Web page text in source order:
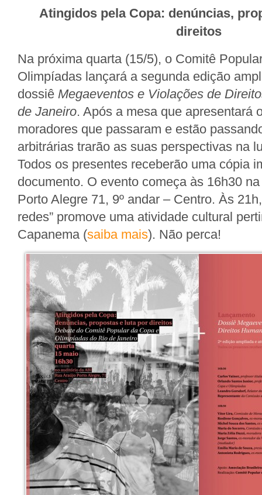
Atingidos pela Copa: denúncias,
direitos
Na próxima quarta (15/5), o Comitê
Olimpíadas lançará a segunda edição
dossiê Megaeventos e Violações de
de Janeiro. Após a mesa que apresentará
moradores que passaram e estão
arbitrárias trarão as suas perspectivas na
Todos os presentes receberão uma cópia
documento. O evento começa às 16h30
Porto Alegre 71, 9º andar – Centro. Às
redes” promove uma atividade cultural
Capanema (saiba mais). Não perca!